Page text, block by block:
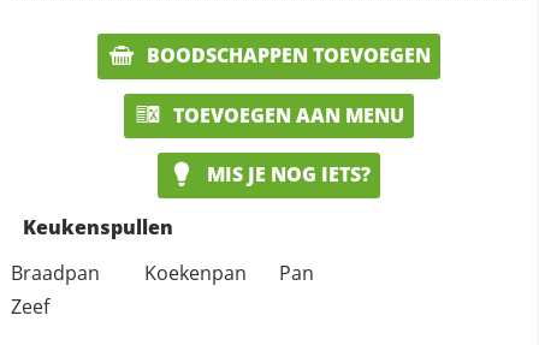
BOODSCHAPPEN TOEVOEGEN
TOEVOEGEN AAN MENU
MIS JE NOG IETS?
Keukenspullen
Braadpan
Koekenpan
Pan
Zeef